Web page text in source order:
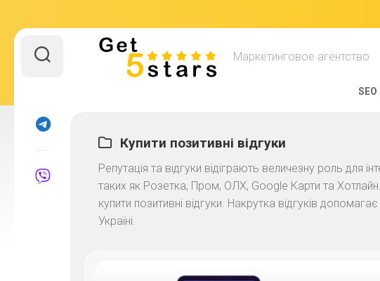
Перейти
Маркетинговое агентство
Купити позитивні відгуки
Репутація та відгуки відіграють величезну роль для
таких як Розетка, Пром, ОЛХ, Google Карти та
купити позитивні відгуки. Накрутка відгуків
Україні.